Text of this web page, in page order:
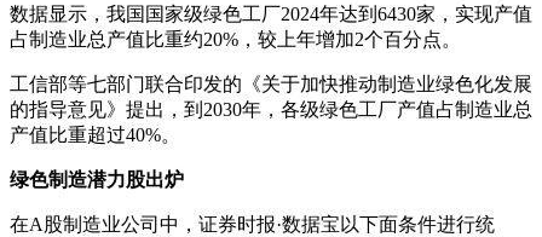
数据显示，我国国家级绿色工厂2024年达到6430家，实现产值
占制造业总产值比重约20%，较上年增加2个百分点。
工信部等七部门联合印发的《关于加快推动制造业绿色化发展
的指导意见》提出，到2030年，各级绿色工厂产值占制造业总
产值比重超过40%。
绿色制造潜力股出炉
在A股制造业公司中，证券时报·数据宝以下面条件进行统